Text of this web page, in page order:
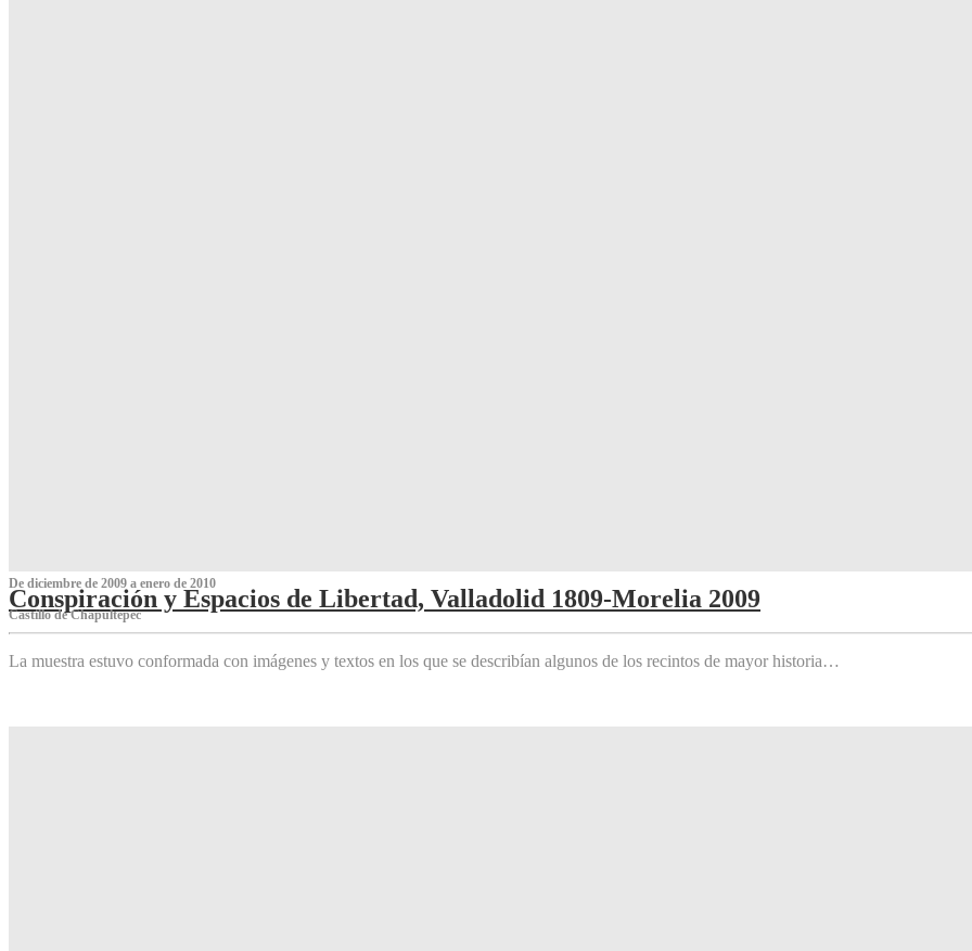
De diciembre de 2009 a enero de 2010
Conspiración y Espacios de Libertad, Valladolid 1809-Morelia 2009
Castillo de Chapultepec
La muestra estuvo conformada con imágenes y textos en los que se describían algunos de los recintos de mayor historia…